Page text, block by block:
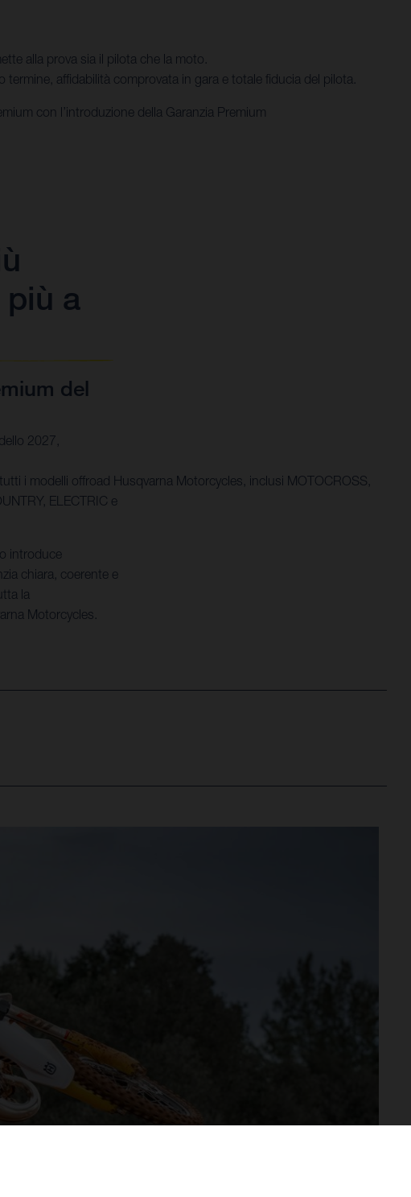
alla prova sia il pilota che la moto.
affidabilità comprovata in gara e totale fiducia del pilota.
con l’introduzione della Garanzia Premium
a
del
2027,
i modelli offroad Husqvarna Motorcycles, inclusi MOTOCROSS,
ELECTRIC e
introduce
chiara, coerente e
la
Motorcycles.